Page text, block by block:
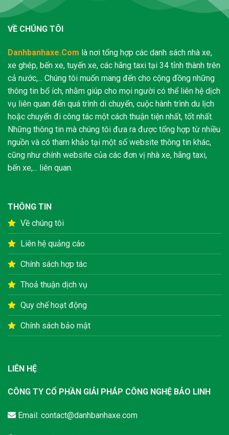
VỀ CHÚNG TÔI
Danhbanhaxe.Com là nơi tổng hợp các danh sách nhà xe,
xe ghép, bến xe, tuyến xe, các hãng taxi tại 34 tỉnh thành trên
cả nước,... Chúng tôi muốn mang đến cho cộng đồng những
thông tin bổ ích, nhằm giúp cho mọi người có thể liên hệ dịch
vụ liên quan đến quá trình di chuyển, cuộc hành trình du lịch
hoặc chuyến đi công tác một cách thuận tiện nhất, tốt nhất.
Những thông tin mà chúng tôi đưa ra được tổng hợp từ nhiều
nguồn và có tham khảo tại một số website thông tin khác,
cũng như chính website của các đơn vị nhà xe, hãng taxi,
bến xe,... liên quan.
THÔNG TIN
Về chúng tôi
Liên hệ quảng cáo
Chính sách hợp tác
Thoả thuận dịch vụ
Quy chế hoạt động
Chính sách bảo mật
LIÊN HỆ
CÔNG TY CỔ PHẦN GIẢI PHÁP CÔNG NGHỆ BẢO LINH
Email: contact@danhbanhaxe.com